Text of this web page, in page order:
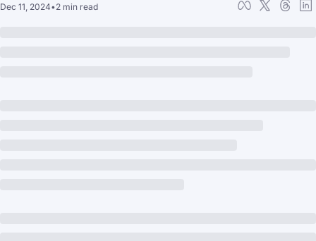
Dec 11, 2024•2 min read